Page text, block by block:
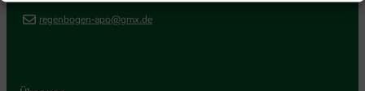
regenbogen-apo@gmx.de